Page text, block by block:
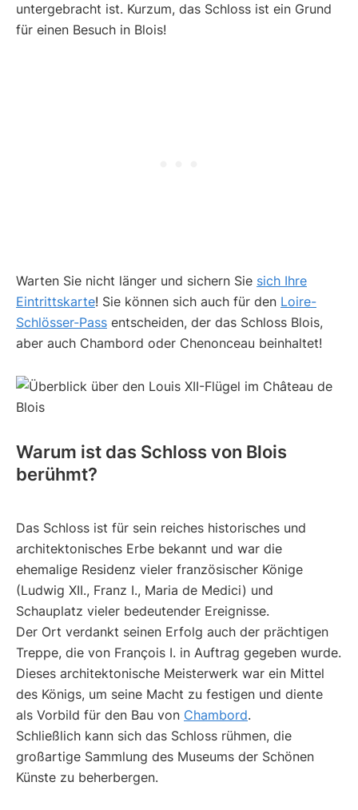
untergebracht ist. Kurzum, das Schloss ist ein Grund
für einen Besuch in Blois!
Warten Sie nicht länger und sichern Sie sich Ihre
Eintrittskarte! Sie können sich auch für den Loire-
Schlösser-Pass entscheiden, der das Schloss Blois,
aber auch Chambord oder Chenonceau beinhaltet!
Warum ist das Schloss von Blois
berühmt?
Das Schloss ist für sein reiches historisches und
architektonisches Erbe bekannt und war die
ehemalige Residenz vieler französischer Könige
(Ludwig XII., Franz I., Maria de Medici) und
Schauplatz vieler bedeutender Ereignisse.
Der Ort verdankt seinen Erfolg auch der prächtigen
Treppe, die von François I. in Auftrag gegeben wurde.
Dieses architektonische Meisterwerk war ein Mittel
des Königs, um seine Macht zu festigen und diente
als Vorbild für den Bau von Chambord.
Schließlich kann sich das Schloss rühmen, die
großartige Sammlung des Museums der Schönen
Künste zu beherbergen.